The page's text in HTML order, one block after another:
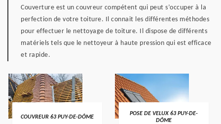
Couverture est un couvreur compétent qui peut s’occuper à la
perfection de votre toiture. Il connait les différentes méthodes
pour effectuer le nettoyage de toiture. Il dispose de différents
matériels tels que le nettoyeur à haute pression qui est efficace
et rapide.
COUVREUR 63 PUY-DE-DÔME
POSE DE VELUX 63 PUY-DE-
DÔME